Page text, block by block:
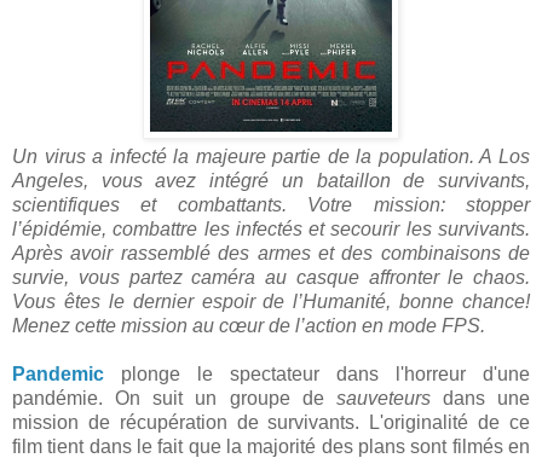
Un virus a infecté la majeure partie de la population. A Los
Angeles, vous avez intégré un bataillon de survivants,
scientifiques et combattants. Votre mission: stopper
l’épidémie, combattre les infectés et secourir les survivants.
Après avoir rassemblé des armes et des combinaisons de
survie, vous partez caméra au casque affronter le chaos.
Vous êtes le dernier espoir de l’Humanité, bonne chance!
Menez cette mission au cœur de l’action en mode FPS.
Pandemic
plonge le spectateur dans l'horreur d'une
pandémie. On suit un groupe de sauveteurs dans une
mission de récupération de survivants. L'originalité de ce
film tient dans le fait que la majorité des plans sont filmés en